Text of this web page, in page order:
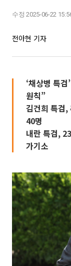
수정 2025-06-22
전아현 기자
‘채상병 특
원칙”
김건희 특검
40명
내란 특검,
가기소